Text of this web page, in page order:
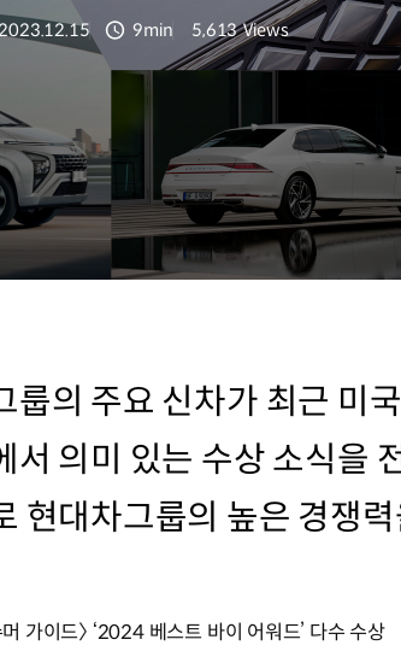
9min
조회수
5,613 Views
룹의 주요 신차가 최근 미
서 의미 있는 수상 소식을
현대차그룹의 높은 경쟁
머 가이드〉 ‘2024 베스트 바이 어워드’ 다수 수상